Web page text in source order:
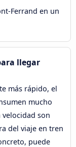
Ferrand en un
llegar
más rápido, el
mucho
son
del viaje en tren
puede